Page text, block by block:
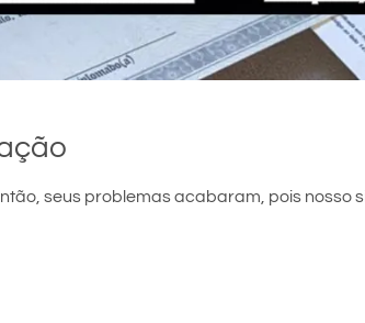
seus problemas acabaram, pois nosso